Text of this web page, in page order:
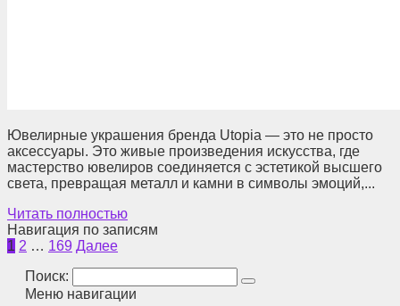
Ювелирные украшения бренда Utopia — это не просто
аксессуары. Это живые произведения искусства, где
мастерство ювелиров соединяется с эстетикой высшего
света, превращая металл и камни в символы эмоций,...
Читать полностью
Навигация по записям
1 2 … 169 Далее
Поиск:
Меню навигации